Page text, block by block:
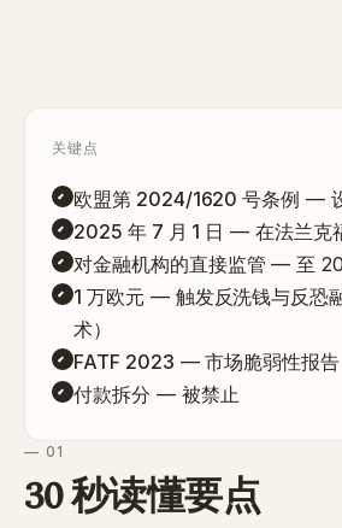
关键点
欧盟第 2024/1620 号条例 —
2025 年 7 月 1 日 — 在法兰克
对金融机构的直接监管 — 至
1 万欧元 — 触发反洗钱与反恐
术）
FATF 2023 — 市场脆弱性报告
付款拆分 — 被禁止
— 01
30 秒读懂要点